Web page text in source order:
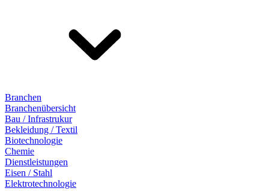
Branchen
Branchenübersicht
Bau / Infrastrukur
Bekleidung / Textil
Biotechnologie
Chemie
Dienstleistungen
Eisen / Stahl
Elektrotechnologie